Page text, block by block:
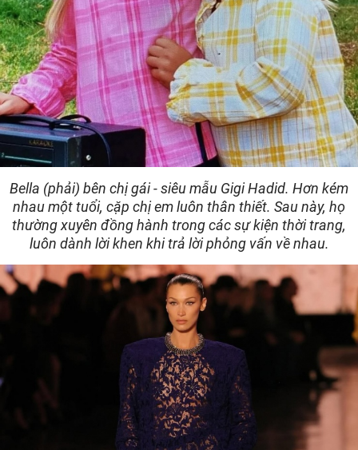
Bella (phải) bên chị gái - siêu mẫu Gigi Hadid. Hơn kém
nhau một tuổi, cặp chị em luôn thân thiết. Sau này, họ
thường xuyên đồng hành trong các sự kiện thời trang,
luôn dành lời khen khi trả lời phỏng vấn về nhau.